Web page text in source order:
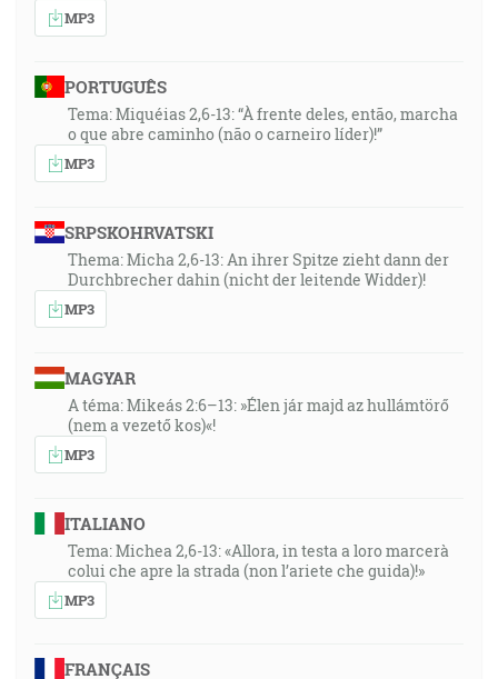
MP3
PORTUGUÊS
Tema: Miquéias 2,6-13: “À frente deles, então, marcha
o que abre caminho (não o carneiro líder)!”
MP3
SRPSKOHRVATSKI
Thema: Micha 2,6-13: An ihrer Spitze zieht dann der
Durchbrecher dahin (nicht der leitende Widder)!
MP3
MAGYAR
A téma: Mikeás 2:6–13: »Élen jár majd az hullámtörő
(nem a vezető kos)«!
MP3
ITALIANO
Tema: Michea 2,6-13: «Allora, in testa a loro marcerà
colui che apre la strada (non l’ariete che guida)!»
MP3
FRANÇAIS